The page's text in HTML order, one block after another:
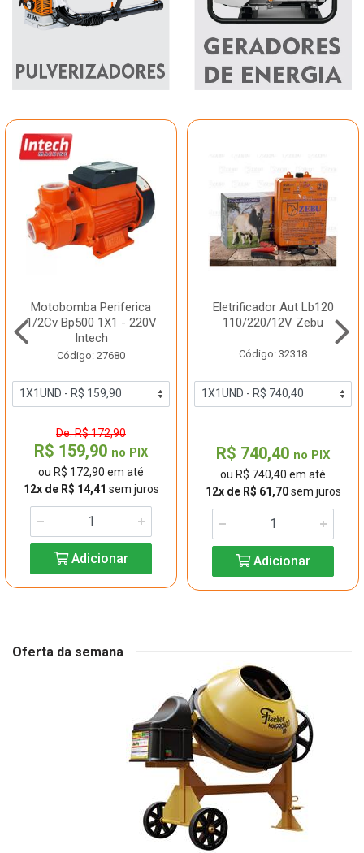
Motobomba Periferica
1/2Cv Bp500 1X1 - 220V
Intech
Código: 27680
De: R$ 172,90
R$ 159,90 no PIX
ou R$ 172,90 em até
12x de R$ 14,41 sem juros
Adicionar
Eletrificador Aut Lb120
110/220/12V Zebu
Código: 32318
R$ 740,40 no PIX
ou R$ 740,40 em até
12x de R$ 61,70sem juros
Adicionar
Oferta da semana